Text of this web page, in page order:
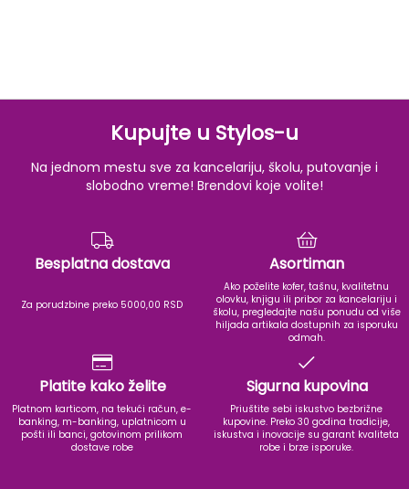
Kupujte u Stylos-u
Na jednom mestu sve za kancelariju, školu, putovanje i
slobodno vreme! Brendovi koje volite!
Besplatna dostava
Za porudzbine preko 5000,00 RSD
Asortiman
Ako poželite kofer, tašnu, kvalitetnu
olovku, knjigu ili pribor za kancelariju i
školu, pregledajte našu ponudu od više
hiljada artikala dostupnih za isporuku
odmah.
Platite kako želite
Platnom karticom, na tekući račun, e-
banking, m-banking, uplatnicom u
pošti ili banci, gotovinom prilikom
dostave robe
Sigurna kupovina
Priuštite sebi iskustvo bezbrižne
kupovine. Preko 30 godina tradicije,
iskustva i inovacije su garant kvaliteta
robe i brze isporuke.